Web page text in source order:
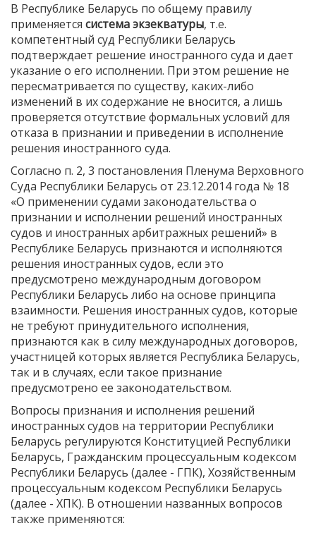
В Республике Беларусь по общему правилу
применяется система экзекватуры, т.е.
компетентный суд Республики Беларусь
подтверждает решение иностранного суда и дает
указание о его исполнении. При этом решение не
пересматривается по существу, каких-либо
изменений в их содержание не вносится, а лишь
проверяется отсутствие формальных условий для
отказа в признании и приведении в исполнение
решения иностранного суда.
Согласно п. 2, 3 постановления Пленума Верховного
Суда Республики Беларусь от 23.12.2014 года № 18
«О применении судами законодательства о
признании и исполнении решений иностранных
судов и иностранных арбитражных решений» в
Республике Беларусь признаются и исполняются
решения иностранных судов, если это
предусмотрено международным договором
Республики Беларусь либо на основе принципа
взаимности. Решения иностранных судов, которые
не требуют принудительного исполнения,
признаются как в силу международных договоров,
участницей которых является Республика Беларусь,
так и в случаях, если такое признание
предусмотрено ее законодательством.
Вопросы признания и исполнения решений
иностранных судов на территории Республики
Беларусь регулируются Конституцией Республики
Беларусь, Гражданским процессуальным кодексом
Республики Беларусь (далее - ГПК), Хозяйственным
процессуальным кодексом Республики Беларусь
(далее - ХПК). В отношении названных вопросов
также применяются: